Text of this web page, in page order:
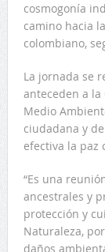
cosmogonía
camino hacia
colombiano,
La jornada se
anteceden a la
Medio
ciudadana y
efectiva la paz
“Es una
ancestrales y
protección y
Naturaleza,
daños